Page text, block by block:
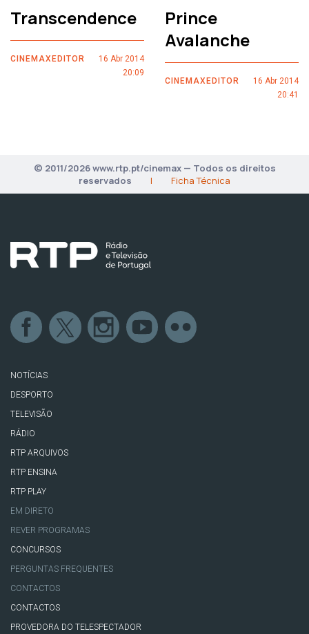
Transcendence
CINEMAXEDITOR
16 Abr 2014
20:09
Prince
Avalanche
CINEMAXEDITOR
16 Abr 2014
20:41
© 2011/2026 www.rtp.pt/cinemax — Todos os direitos
reservados
| Ficha Técnica
NOTÍCIAS
DESPORTO
TELEVISÃO
RÁDIO
RTP ARQUIVOS
RTP ENSINA
RTP PLAY
EM DIRETO
REVER PROGRAMAS
CONCURSOS
PERGUNTAS FREQUENTES
CONTACTOS
CONTACTOS
PROVEDORA DO TELESPECTADOR